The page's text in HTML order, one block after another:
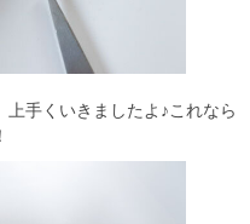
手くいきましたよ♪これなら